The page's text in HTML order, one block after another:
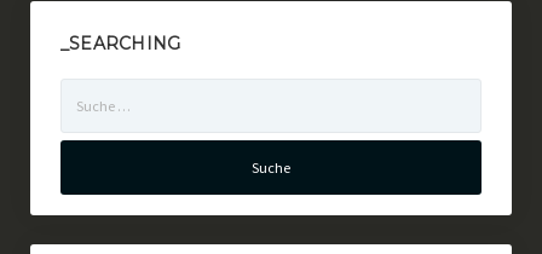
_SEARCHING
nach: